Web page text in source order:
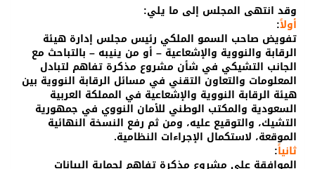
وقد انتهى المجلس إلى ما يلي:
أولاً:
تفويض صاحب السمو الملكي رئيس مجلس إدارة هيئة
الرقابة والنووية والإشعاعية – أو من ينيبه – بالتباحث مع
الجانب التشيكي في شأن مشروع مذكرة تفاهم لتبادل
المعلومات والتعاون التقني في مسائل الرقابة النووية بين
هيئة الرقابة النووية والإشعاعية في المملكة العربية
السعودية والمكتب الوطني للأمان النووي في جمهورية
التشيك، والتوقيع عليه، ومن ثم رفع النسخة النهائية
الموقعة، لاستكمال الإجراءات النظامية.
ثانياً:
الموافقة على مشروع مذكرة تفاهم لحماية البيانات